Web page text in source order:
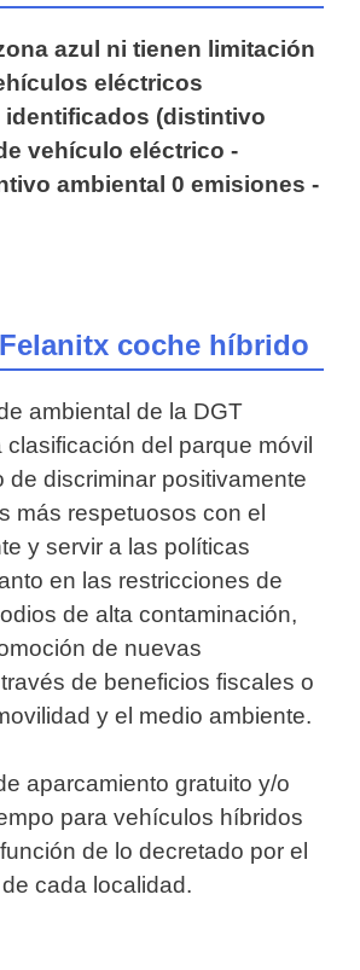
azul ni tienen limitación
eléctricos
identificados (distintivo
vehículo eléctrico -
ambiental 0 emisiones -
coche híbrido
ambiental de la DGT
del parque móvil
de discriminar positivamente
más respetuosos con el
y servir a las políticas
en las restricciones de
de alta contaminación,
de nuevas
de beneficios fiscales o
y el medio ambiente.
aparcamiento gratuito y/o
para vehículos híbridos
de lo decretado por el
cada localidad.